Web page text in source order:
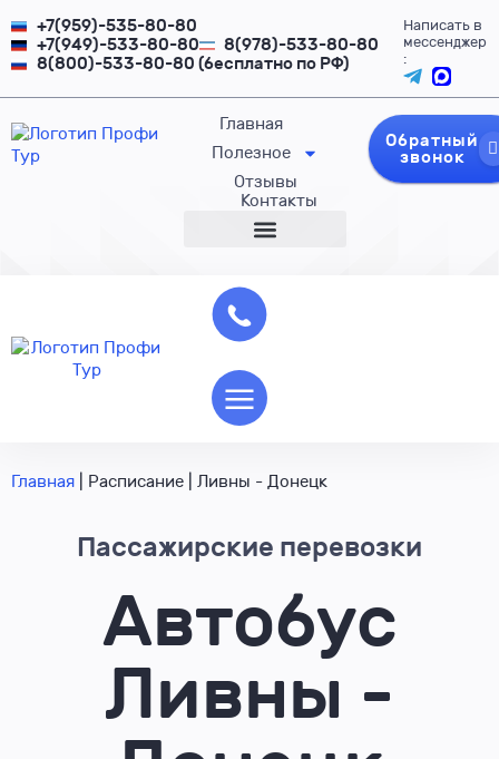
+7(959)-535-80-80
+7(949)-533-80-80
8(978)-533-80-80
8(800)-533-80-80 (бесплатно по РФ)
Написать в
мессенджер
:
Главная
Полезное
Отзывы
Контакты
Обратный
звонок
Главная Расписание Ливны - Донецк
Пассажирские перевозки
Автобус
Ливны -